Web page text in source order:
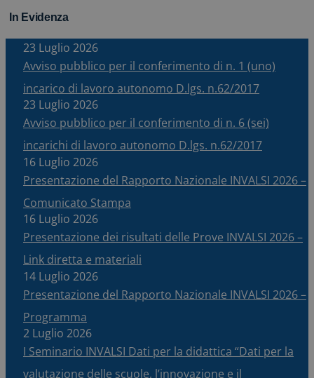
In Evidenza
23 Luglio 2026
Avviso pubblico per il conferimento di n. 1 (uno)
incarico di lavoro autonomo D.lgs. n.62/2017
23 Luglio 2026
Avviso pubblico per il conferimento di n. 6 (sei)
incarichi di lavoro autonomo D.lgs. n.62/2017
16 Luglio 2026
Presentazione del Rapporto Nazionale INVALSI 2026 –
Comunicato Stampa
16 Luglio 2026
Presentazione dei risultati delle Prove INVALSI 2026 –
Link diretta e materiali
14 Luglio 2026
Presentazione del Rapporto Nazionale INVALSI 2026 –
Programma
2 Luglio 2026
I Seminario INVALSI Dati per la didattica “Dati per la
valutazione delle scuole, l’innovazione e il